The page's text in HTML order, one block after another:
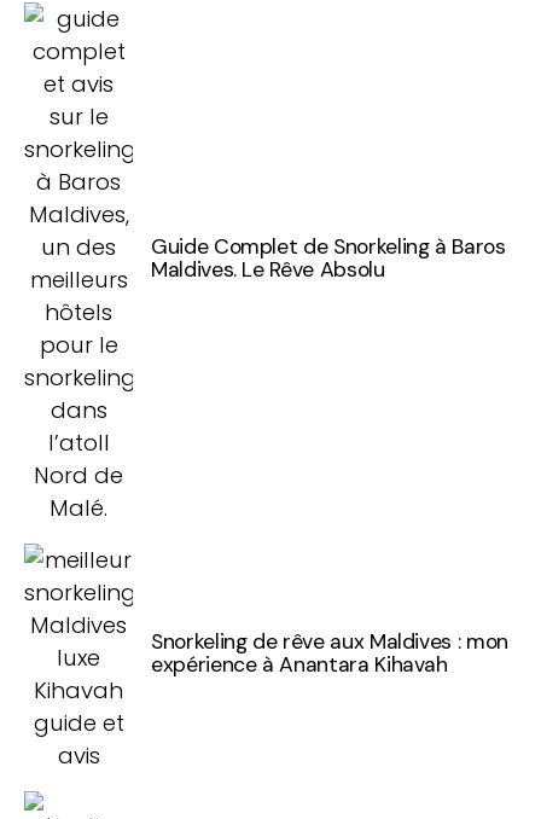
Guide Complet de Snorkeling à Baros
Maldives. Le Rêve Absolu
Snorkeling de rêve aux Maldives : mon
expérience à Anantara Kihavah